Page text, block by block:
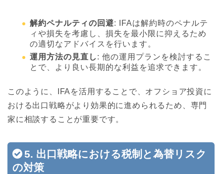
解約ペナルティの回避: IFAは解約時のペナルテ
ィや損失を考慮し、損失を最小限に抑えるため
の適切なアドバイスを行います。
運用方法の見直し : 他の運用プランを検討するこ
とで、より良い長期的な利益を追求できます。
このように、IFAを活用することで、オフショア投資に
おける出口戦略がより効果的に進められるため、専門
家に相談することが重要です。
5. 出口戦略における税制と為替リスク
の対策